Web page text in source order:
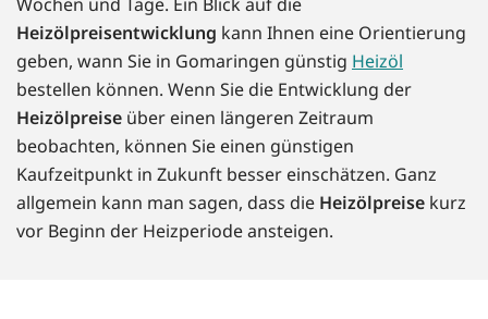
Heizölpreisentwicklung kann Ihnen eine Orientierung
geben, wann Sie in Gomaringen günstig Heizöl
bestellen können. Wenn Sie die Entwicklung der
Heizölpreise über einen längeren Zeitraum
beobachten, können Sie einen günstigen
Kaufzeitpunkt in Zukunft besser einschätzen. Ganz
allgemein kann man sagen, dass die Heizölpreise kurz
vor Beginn der Heizperiode ansteigen.